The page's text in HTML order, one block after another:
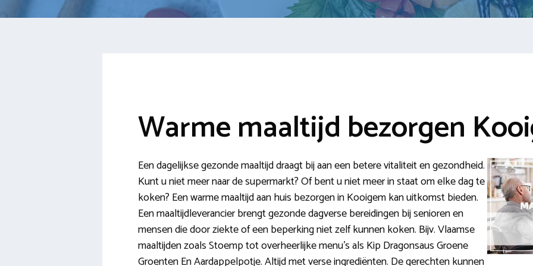
Warme maaltijd bezorgen
Een dagelijkse gezonde maaltijd draagt bij aan een betere vitaliteit en gezondheid.
Kunt u niet meer naar de supermarkt? Of bent u niet meer in staat om elke dag te
koken? Een warme maaltijd aan huis bezorgen in Kooigem kan uitkomst bieden.
Een maaltijdleverancier brengt gezonde dagverse bereidingen bij senioren en
mensen die door ziekte of een beperking niet zelf kunnen koken. Bijv. Vlaamse
maaltijden zoals Stoemp tot overheerlijke menu’s als Kip Dragonsaus Groene
Groenten En Aardappelpotje. Altijd met verse ingrediënten. De gerechten kunnen